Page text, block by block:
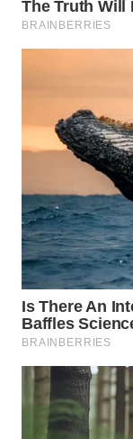
WN
WN
Wahana
Media
Group
WAHANA
NEWS
WAHANA